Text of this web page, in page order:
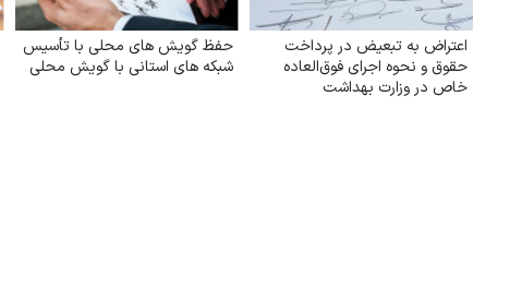
اعتراض به تبعیض در پرداخت
حقوق و نحوه اجرای فوق‌العاده
خاص در وزارت بهداشت
حفظ گویش های محلی با تأسیس
شبکه های استانی با گویش محلی